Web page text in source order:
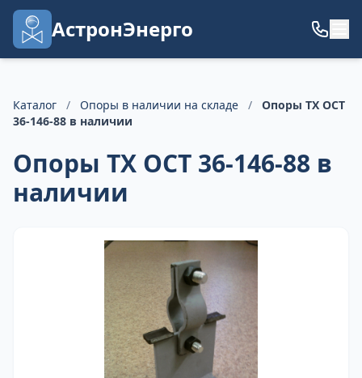
АстронЭнерго
Каталог / Опоры в наличии на складе /
Опоры ТХ ОСТ
36-146-88 в наличии
Опоры ТХ ОСТ 36-146-88 в
наличии